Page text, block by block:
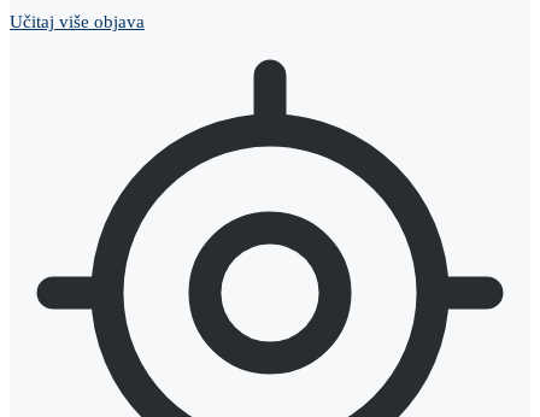
Učitaj više objava